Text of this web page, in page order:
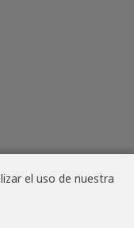
el uso de nuestra